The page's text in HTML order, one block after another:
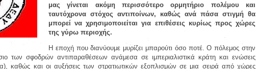
μας γίνεται ακόμη περισσότεροορμητήριο πολέμου και
ταυτόχρονα στόχος αντιποίνων, καθώς ανά πάσα στιγμή θα
μπορεί να χρησιμοποιείται για επιθέσεις κυρίως προς χώρες
της γύρω περιοχής.
Η εποχή που διανύουμε μυρίζει μπαρούτι όσο ποτέ. Ο πόλεμος στην
των σφοδρών αντιπαραθέσεων ανάμεσα σε ιμπεριαλιστικά κράτη και ενώσεις
καθώς και οι αυξήσεις των στρατιωτικών εξοπλισμών σε μια σειρά από χώρες